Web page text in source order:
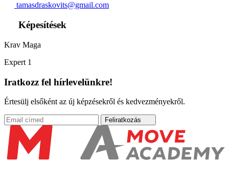
tamasdraskovits@gmail.com
Képesítések
Krav Maga
Expert 1
Iratkozz fel hírlevelünkre!
Értesülj elsőként az új képzésekről és kedvezményekről.
Feliratkozás